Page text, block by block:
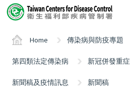
Center
block
Home 傳染病與防疫專題
第四類法定傳染病 新冠併發重症
新聞稿及疫情訊息 新聞稿